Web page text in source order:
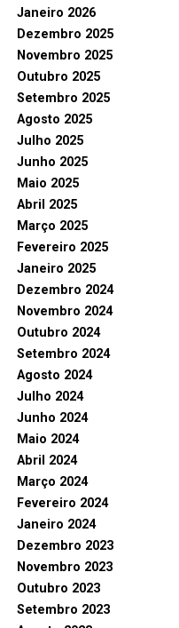
Janeiro 2026
Dezembro 2025
Novembro 2025
Outubro 2025
Setembro 2025
Agosto 2025
Julho 2025
Junho 2025
Maio 2025
Abril 2025
Março 2025
Fevereiro 2025
Janeiro 2025
Dezembro 2024
Novembro 2024
Outubro 2024
Setembro 2024
Agosto 2024
Julho 2024
Junho 2024
Maio 2024
Abril 2024
Março 2024
Fevereiro 2024
Janeiro 2024
Dezembro 2023
Novembro 2023
Outubro 2023
Setembro 2023